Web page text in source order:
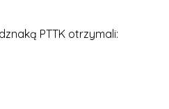
PTTK otrzymali: